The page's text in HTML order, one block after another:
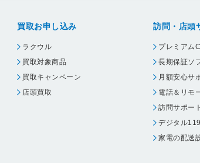
買取お申し込み
ラクウル
買取対象商品
買取キャンペーン
店頭買取
訪問・店頭
プレミアム
長期保証ソ
月額安心サ
電話＆リモ
訪問サポー
デジタル
家電の配送